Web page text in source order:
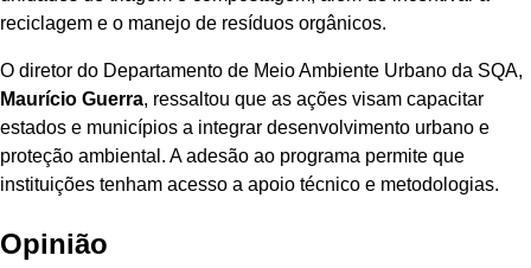
reciclagem e o manejo de resíduos orgânicos.
O diretor do Departamento de Meio Ambiente Urbano da SQA,
Maurício Guerra, ressaltou que as ações visam capacitar
estados e municípios a integrar desenvolvimento urbano e
proteção ambiental. A adesão ao programa permite que
instituições tenham acesso a apoio técnico e metodologias.
Opinião